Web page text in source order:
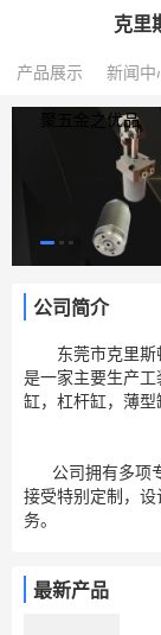
克里
产品展示 新闻中
聚五金之优品
公司简介
东莞市克里斯顿
是一家主要生产
缸，杠杆缸，薄型
公司拥有多项
接受特别定制，
务。
最新产品